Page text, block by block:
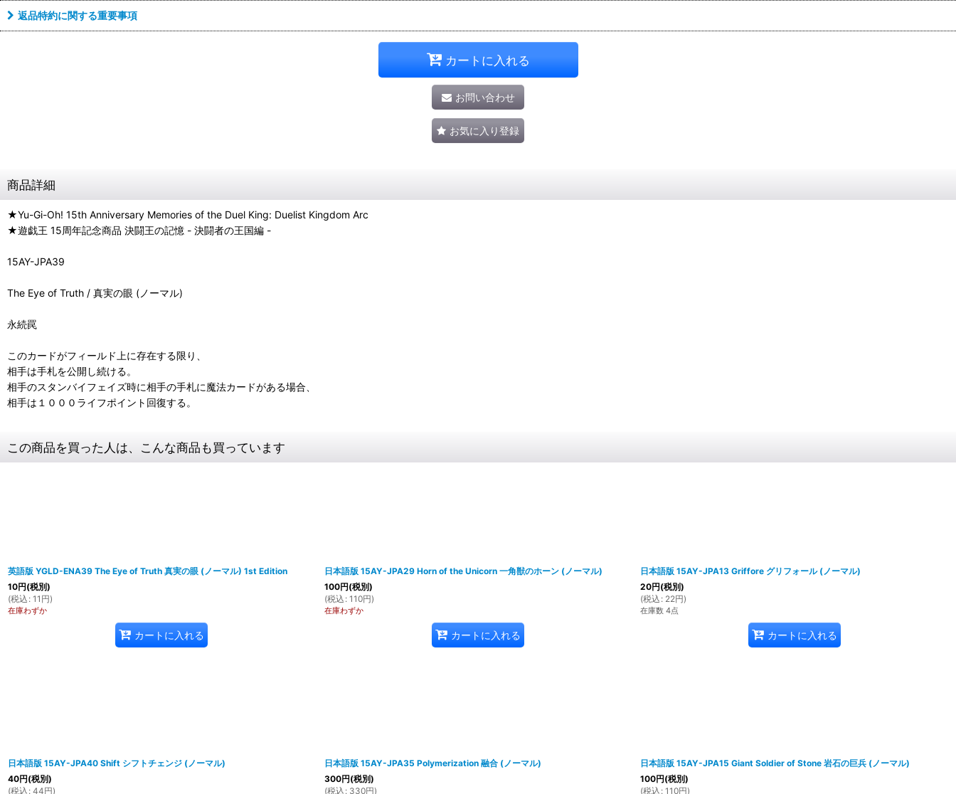
返品特約に関する重要事項
カートに入れる
お問い合わせ
お気に入り登録
商品詳細
★Yu-Gi-Oh! 15th Anniversary Memories of the Duel King: Duelist Kingdom Arc
★遊戯王 15周年記念商品 決闘王の記憶 - 決闘者の王国編 -
15AY-JPA39
The Eye of Truth / 真実の眼 (ノーマル)
永続罠
このカードがフィールド上に存在する限り、
相手は手札を公開し続ける。
相手のスタンバイフェイズ時に相手の手札に魔法カードがある場合、
相手は１０００ライフポイント回復する。
この商品を買った人は、こんな商品も買っています
英語版 YGLD-ENA39 The Eye of Truth 真実の眼 (ノーマル) 1st Edition
10円(税別)
(税込 : 11 円)
在庫わずか
カートに入れる
日本語版 15AY-JPA29 Horn of the Unicorn 一角獣のホーン (ノーマル)
100円(税別)
(税込 : 110円)
在庫わずか
カートに入れる
日本語版 15AY-JPA13 Griffore グリフォール (ノーマル)
20円(税別)
(税込 : 22円)
在庫数 4点
カートに入れる
日本語版 15AY-JPA40 Shift シフトチェンジ (ノーマル)
40円(税別)
(税込 : 44円)
日本語版 15AY-JPA35 Polymerization 融合 (ノーマル)
300円(税別)
(税込 : 330円)
日本語版 15AY-JPA15 Giant Soldier of Stone 岩石の巨兵 (ノーマル)
100円(税別)
(税込 : 110円)